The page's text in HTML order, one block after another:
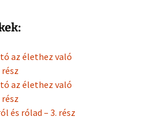
az élethez való
az élethez való
és rólad – 3. rész